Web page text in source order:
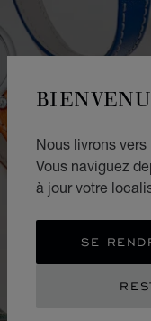
Nous livrons
Vous naviguez
à jour votre
SE